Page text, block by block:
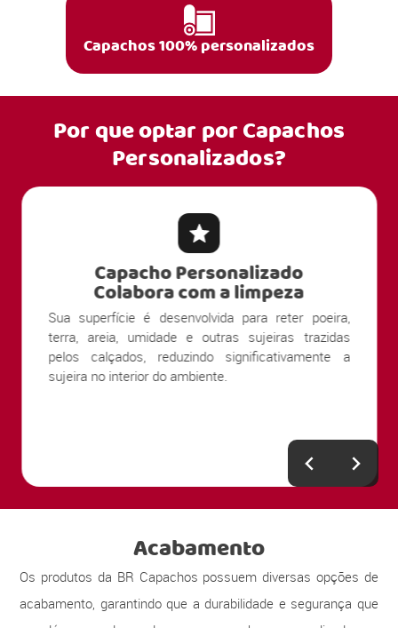
Capachos 100% personalizados
Por que optar porCapachos
Personalizados?
Capacho Personalizado
Colabora com a limpeza
Sua superfície é desenvolvida para reter poeira,
terra, areia, umidade e outras sujeiras trazidas
pelos calçados, reduzindo significativamente a
sujeira no interior do ambiente.
Acabamento
Os produtos da BR Capachos possuem diversas opções de
acabamento, garantindo que a durabilidade e segurança que